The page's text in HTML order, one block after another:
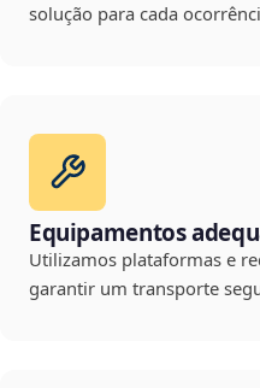
solução para cada
Equipamentos
Utilizamos plataformas e
garantir um transporte